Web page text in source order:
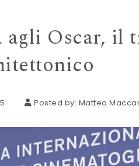
agli Oscar, il
Posted by: Matteo